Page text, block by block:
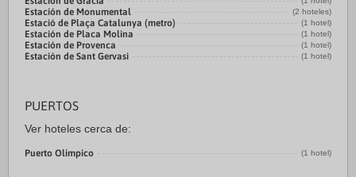
Estación de Monumental (2 hoteles)
Estació de Plaça Catalunya (metro) (1 hotel)
Estación de Placa Molina (1 hotel)
Estación de Provenca (1 hotel)
Estación de Sant Gervasi (1 hotel)
PUERTOS
Ver hoteles cerca de:
Puerto Olímpico (1 hotel)